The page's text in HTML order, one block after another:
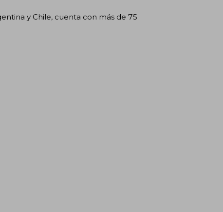
y Chile, cuenta con más de 75